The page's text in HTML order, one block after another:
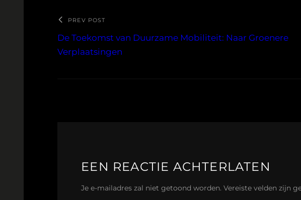
PREV POST
De Toekomst van Duurzame Mobiliteit: Naar Groenere
Verplaatsingen
EEN REACTIE ACHTERLATEN
Je e-mailadres zal niet getoond worden. Vereiste velden zijn